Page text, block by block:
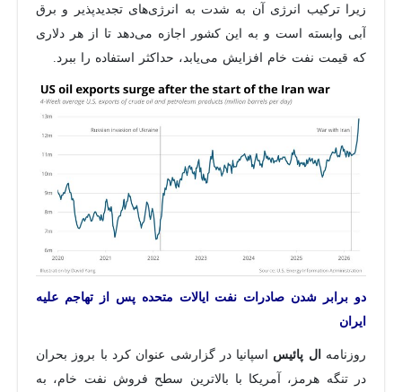
زیرا ترکیب انرژی آن به شدت به انرژی‌های تجدیدپذیر و برق
آبی وابسته است و به این کشور اجازه می‌دهد تا از هر دلاری
که قیمت نفت خام افزایش می‌یابد، حداکثر استفاده را ببرد.
دو برابر شدن صادرات نفت ایالات متحده پس از تهاجم علیه
ایران
روزنامه ال پائیس اسپانیا در گزارشی عنوان کرد با بروز بحران
در تنگه هرمز، آمریکا با بالاترین سطح فروش نفت خام، به